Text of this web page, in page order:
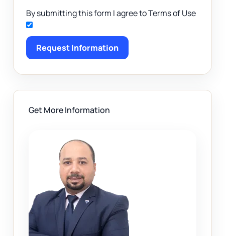
By submitting this form I agree to Terms of Use
Request Information
Get More Information